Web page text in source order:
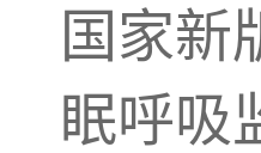
国家新
眠呼